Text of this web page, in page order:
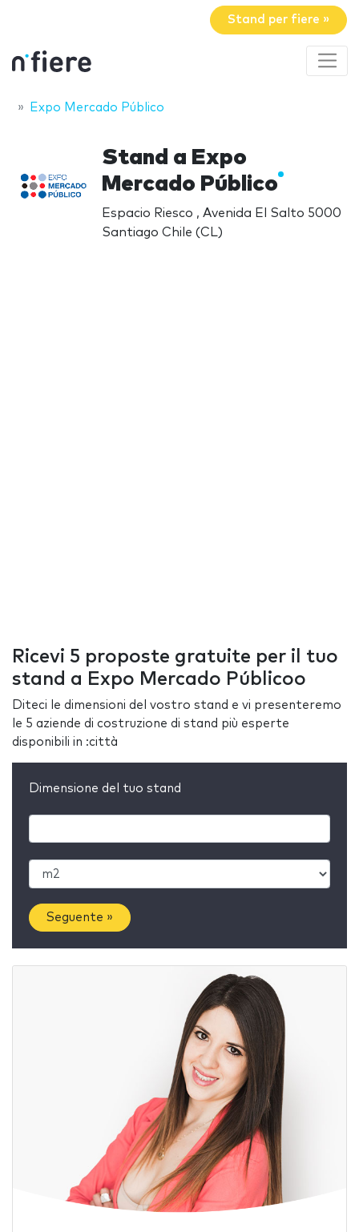
Stand per fiere »
Expo Mercado Público
Stand a Expo
Mercado Público
Espacio Riesco , Avenida El Salto 5000
Santiago Chile (CL)
Ricevi 5 proposte gratuite per il tuo
stand a Expo Mercado Públicoo
Diteci le dimensioni del vostro stand e vi presenteremo
le 5 aziende di costruzione di stand più esperte
disponibili in :città
Dimensione del tuo stand
Seguente »